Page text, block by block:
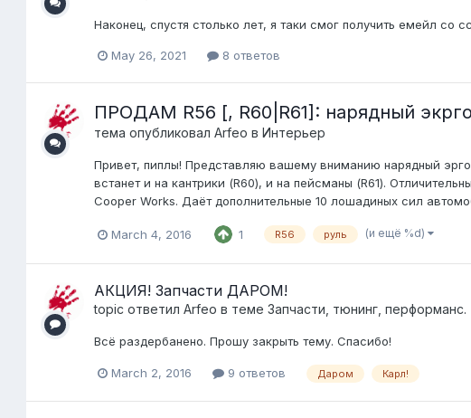
Наконец, спустя столько лет, я таки смог получить емейл со
May 26, 2021 8 ответов
ПРОДАМ R56 [, R60|R61]: нарядный
тема опубликовал Arfeo в Интерьер
Привет, пиплы! Представляю вашему вниманию нарядный
встанет и на кантрики (R60), и на пейсманы (R61).
Cooper Works. Даёт дополнительные 10 лошадиных сил
March 4, 2016 1 R56 руль (и ещё %d)
АКЦИЯ! Запчасти ДАРОМ!
topic ответил Arfeo в теме Запчасти, тюнинг, перформанс.
Всё раздербанено. Прошу закрыть тему. Спасибо!
March 2, 2016 9 ответов Даром Карл!